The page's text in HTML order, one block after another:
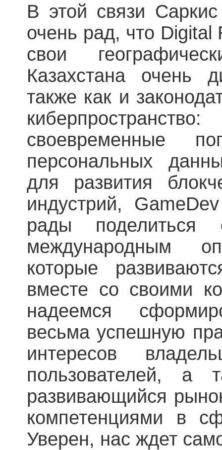
В этой связи
очень рад, что
свои
Казахстана очень
также как и
своевременные
персональных
для развития
индустрий,
рады поделиться
международным
которые
вместе со своими
надеемся
весьма успешную
интересов
пользователей, а
развивающийся
компетенциями в
Уверен, нас ждет